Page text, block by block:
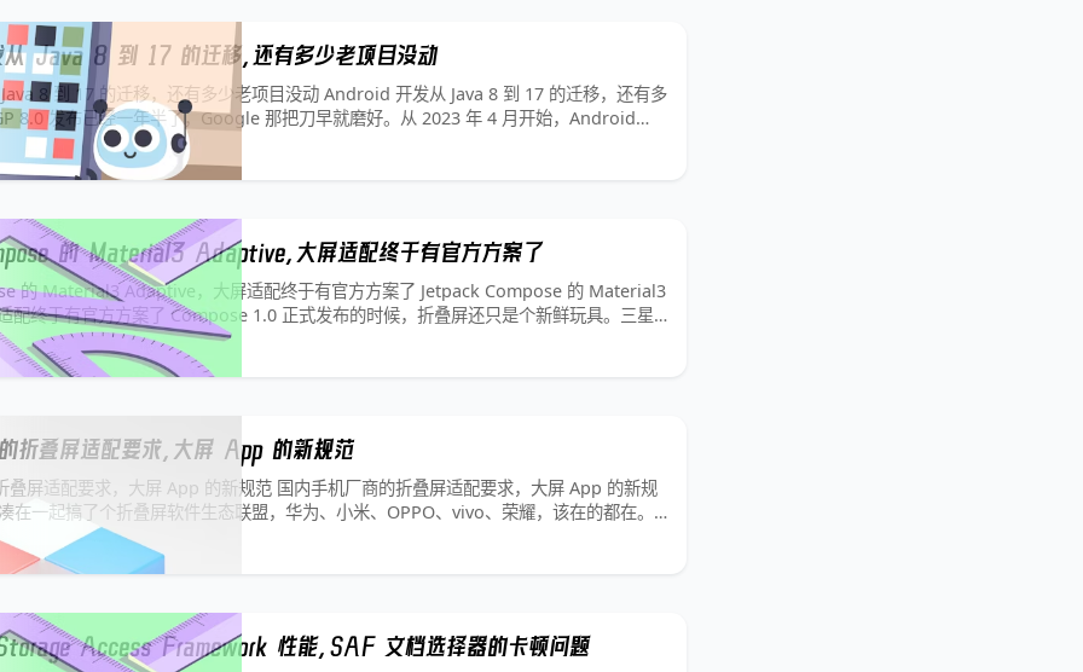
Java 8 到 17 的迁移，还有多少老项目没动
8 到 17 的迁移，还有多少老项目没动 Android 开发从 Java 8 到 17 的迁移，还有多
8.0 发布已经一年半了，Google 那把刀早就磨好。从 2023 年 4 月开始，Android
明
的 Material3 Adaptive，大屏适配终于有官方方案了
的 Material3 Adaptive，大屏适配终于有官方方案了 Jetpack Compose 的 Material3
配终于有官方方案了 Compose 1.0 正式发布的时候，折叠屏还只是个新鲜玩具。三星
折叠屏适配要求，大屏 App 的新规范
叠屏适配要求，大屏 App 的新规范 国内手机厂商的折叠屏适配要求，大屏 App 的新规
在一起搞了个折叠屏软件生态联盟，华为、小米、OPPO、vivo、荣耀，该在的都在。
，说要统一标准、共建生态、提升大屏体验。结果联盟成立快一年了，我打开各家应用
Access Framework 性能，SAF 文档选择器的卡顿问题